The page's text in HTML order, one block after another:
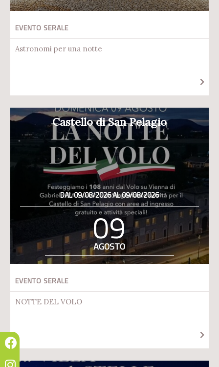
EVENTO SERALE
Astronomi per una notte
Castello di San Pelagio
DAL 09/08/2026 AL 09/08/2026
09
AGOSTO
EVENTO SERALE
NOTTE DEL VOLO